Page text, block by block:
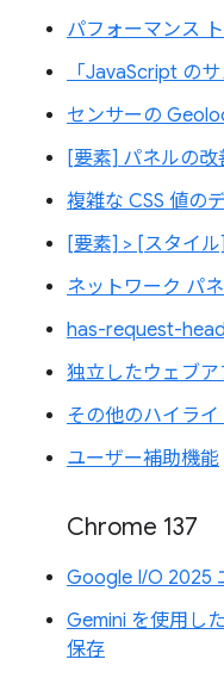
パフォーマンス
「JavaScript の
センサーの
[要素] パネルの改
複雑な CSS 値の
[要素] > [スタイ
ネットワーク パ
has-request-
独立したウェブ
その他のハイライ
ユーザー補助機能
Chrome 137
Google I/O 2025
Gemini を使用し
保存